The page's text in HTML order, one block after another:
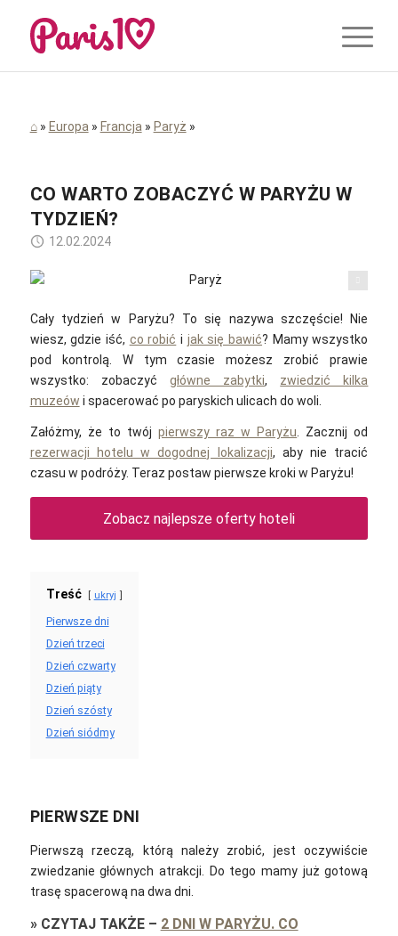
⌂» Europa » Francja » Paryż »
CO WARTO ZOBACZYĆ W PARYŻU W
TYDZIEŃ?
12.02.2024
Cały tydzień w Paryżu? To się nazywa szczęście! Nie
wiesz, gdzie iść, co robić i jak się bawić? Mamy wszystko
pod kontrolą. W tym czasie możesz zrobić prawie
wszystko: zobaczyć główne zabytki, zwiedzić kilka
muzeów i spacerować po paryskich ulicach do woli.
Załóżmy, że to twój pierwszy raz w Paryżu . Zacznij od
rezerwacji hotelu w dogodnej lokalizacji, aby nie tracić
czasu w podróży. Teraz postaw pierwsze kroki w Paryżu!
Zobacz najlepsze oferty hoteli
Treść ukryj
Pierwsze dni
Dzień trzeci
Dzień czwarty
Dzień piąty
Dzień szósty
Dzień siódmy
PIERWSZE DNI
Pierwszą rzeczą, którą należy zrobić, jest oczywiście
zwiedzanie głównych atrakcji. Do tego mamy już gotową
trasę spacerową na dwa dni.
» CZYTAJ TAKŻE– 2 DNI W PARYŻU. CO